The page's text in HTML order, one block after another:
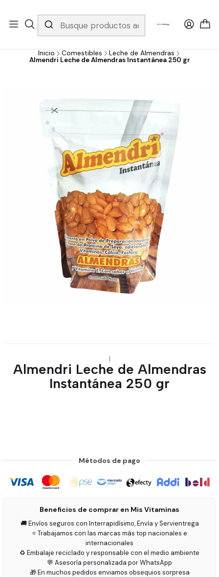
Whatsapp 3229079958/ Fijo 6019251796 / Envios a todo el país y
gratis apartir de 199.000!
Inicio Comestibles
Leche de Almendras
Almendri Leche de Almendras Instantánea 250 gr
|
Almendri Leche de Almendras
Instantánea 250 gr
Métodos de pago
Beneficios de comprar en Mis Vitaminas
🚚 Envíos seguros con Interrapidísimo, Envía y Servientrega
⭐ Trabajamos con las marcas más top nacionales e
internacionales
♻️ Embalaje reciclado y responsable con el medio ambiente
💬 Asesoría personalizada por WhatsApp
🎁 En muchos pedidos enviamos obsequios sorpresa